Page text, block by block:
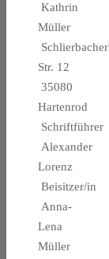
Kathrin
Müller
Schlierbacher
Str. 12
35080
Hartenrod
Schriftführer
Alexander
Lorenz
Beisitzer/in
Anna-
Lena
Müller